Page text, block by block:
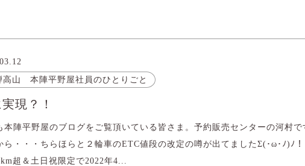
高山 本陣平野屋社員のひとりごと
現？！
本陣平野屋のブログをご覧頂いている皆さま。予約販売センターの河村で
ら・・・ちらほらと２輪車のETC値段の改定の噂が出てましたΣ(･ω･ﾉ)ﾉ！
超＆土日祝限定で2022年4...